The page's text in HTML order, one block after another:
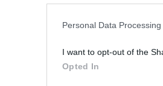
Personal Data
I want to opt-out of the
Opted In